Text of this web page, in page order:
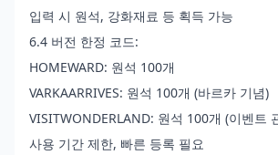
입력 시 원석, 강화재료 등 획득 가능
6.4 버전 한정 코드:
HOMEWARD: 원석 100개
VARKAARRIVES: 원석 100개 (바르카 기념)
VISITWONDERLAND: 원석 100개 (이벤트
사용 기간 제한, 빠른 등록 필요